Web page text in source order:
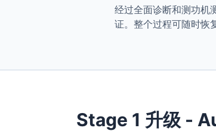
经过全面诊断和测功
证。整个过程可随时恢
Stage 1 升级 -